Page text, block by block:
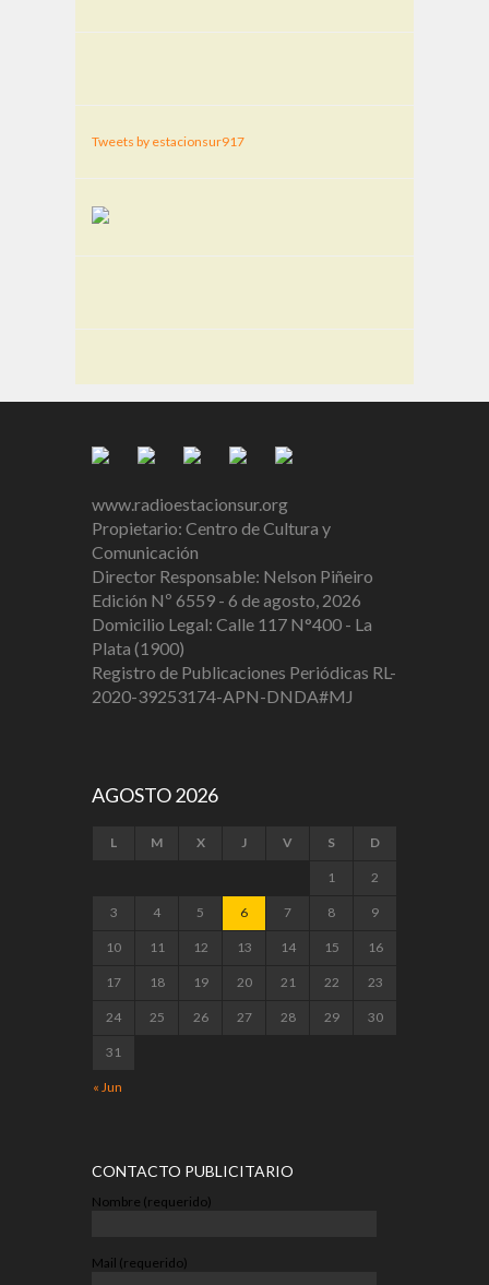
Tweets by estacionsur917
www.radioestacionsur.org
Propietario: Centro de Cultura y
Comunicación
Director Responsable: Nelson Piñeiro
Edición Nº 6559 - 6 de agosto, 2026
Domicilio Legal: Calle 117 N°400 - La
Plata (1900)
Registro de Publicaciones Periódicas RL-
2020-39253174-APN-DNDA#MJ
AGOSTO 2026
L M X J V S D
« Jun
1 2
3 4 5 6 7 8 9
10 11 12 13 14 15 16
17 18 19 20 21 22 23
24 25 26 27 28 29 30
31
CONTACTO PUBLICITARIO
Nombre (requerido)
Mail (requerido)